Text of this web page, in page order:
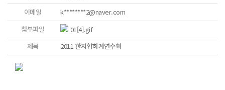
이메일
k********2@naver.com
첨부파일
01[4].gif
제목
2011 한지협하계연수회